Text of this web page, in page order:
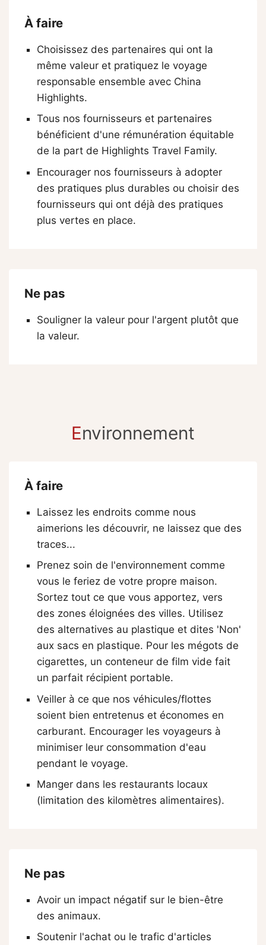
À faire
Choisissez des partenaires qui ont la
même valeur et pratiquez le voyage
responsable ensemble avec China
Highlights.
Tous nos fournisseurs et partenaires
bénéficient d'une rémunération équitable
de la part de Highlights Travel Family.
Encourager nos fournisseurs à adopter
des pratiques plus durables ou choisir des
fournisseurs qui ont déjà des pratiques
plus vertes en place.
Ne pas
Souligner la valeur pour l'argent plutôt que
la valeur.
Environnement
À faire
Laissez les endroits comme nous
aimerions les découvrir, ne laissez que des
traces...
Prenez soin de l'environnement comme
vous le feriez de votre propre maison.
Sortez tout ce que vous apportez, vers
des zones éloignées des villes. Utilisez
des alternatives au plastique et dites 'Non'
aux sacs en plastique. Pour les mégots de
cigarettes, un conteneur de film vide fait
un parfait récipient portable.
Veiller à ce que nos véhicules/flottes
soient bien entretenus et économes en
carburant. Encourager les voyageurs à
minimiser leur consommation d'eau
pendant le voyage.
Manger dans les restaurants locaux
(limitation des kilomètres alimentaires).
Ne pas
Avoir un impact négatif sur le bien-être
des animaux.
Soutenir l'achat ou le trafic d'articles